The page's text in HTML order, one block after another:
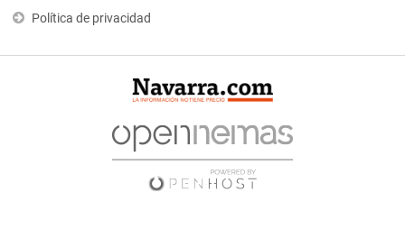
Política de privacidad